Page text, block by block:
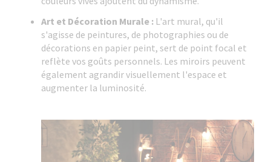
Art et Décoration Murale : L'art mural, qu'il
s'agisse de peintures, de photographies ou de
décorations en papier peint, sert de point focal et
reflète vos goûts personnels. Les miroirs peuvent
également agrandir visuellement l'espace et
augmenter la luminosité.